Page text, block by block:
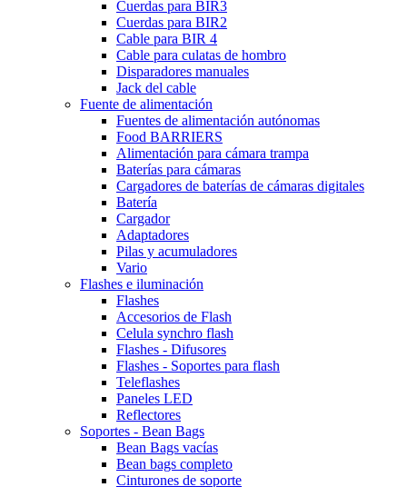
Cuerdas para BIR3
Cuerdas para BIR2
Cable para BIR 4
Cable para culatas de hombro
Disparadores manuales
Jack del cable
Fuente de alimentación
Fuentes de alimentación autónomas
Food BARRIERS
Alimentación para cámara trampa
Baterías para cámaras
Cargadores de baterías de cámaras digitales
Batería
Cargador
Adaptadores
Pilas y acumuladores
Vario
Flashes e iluminación
Flashes
Accesorios de Flash
Celula synchro flash
Flashes - Difusores
Flashes - Soportes para flash
Teleflashes
Paneles LED
Reflectores
Soportes - Bean Bags
Bean Bags vacías
Bean bags completo
Cinturones de soporte